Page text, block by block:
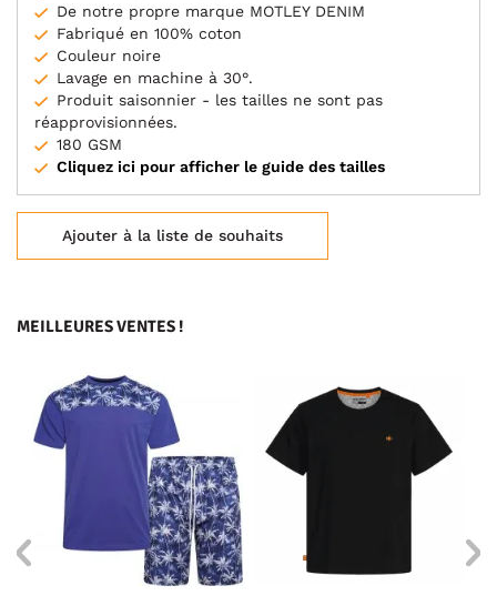
De notre propre marque MOTLEY DENIM
Fabriqué en 100% coton
Couleur noire
Lavage en machine à 30°.
Produit saisonnier - les tailles ne sont pas
réapprovisionnées.
180 GSM
Cliquez ici pour afficher le guide des tailles
Ajouter à la liste de souhaits
MEILLEURES VENTES !